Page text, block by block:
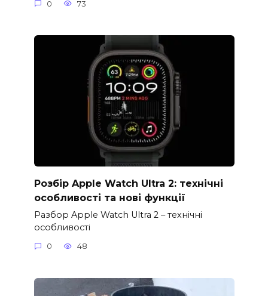
0 73
Розбір Apple Watch Ultra 2: технічні
особливості та нові функції
Разбор Apple Watch Ultra 2 – технічні
особливості
0 48